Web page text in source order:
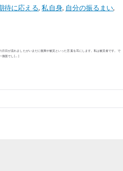
待に応える,私自身, 自分の振るまい,
日が流れましたがいまだに復興や被災といった言葉を耳にします。私は被災者です。で
側面でし […]